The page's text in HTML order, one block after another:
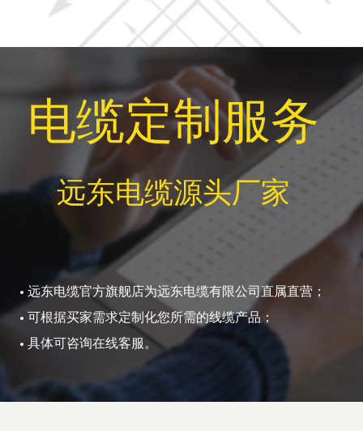
电缆定制服务
远东电缆源头厂家
远东电缆官方旗舰店为远东电缆有限公司直属直营；
可根据买家需求定制化您所需的线缆产品；
具体可咨询在线客服。